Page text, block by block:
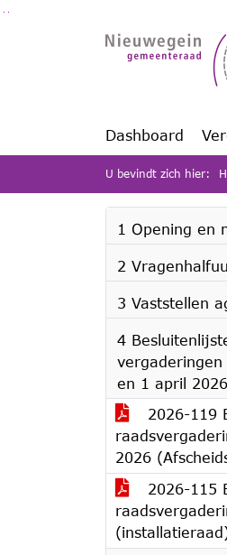
Ga naar de inhoud van deze
Dashboard
U bevindt zich hier:
1 Opening en
2
3 Vaststellen
4
en 1 april 2026
2026-119
2026
2026-115